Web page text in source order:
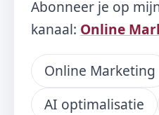
Abonneer je op
kanaal: Online
Online Marketing
AI optimalisatie